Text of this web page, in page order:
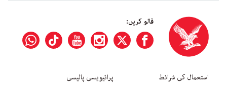
فالو کریں:
استعمال کی شرائط پرائیویسی پالیسی